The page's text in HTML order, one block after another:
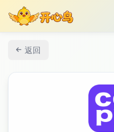
返回